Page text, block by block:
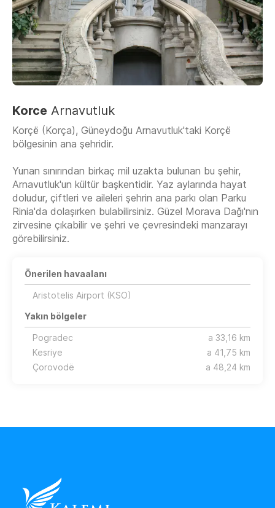
Korce Arnavutluk
Korçë (Korça), Güneydoğu Arnavutluk'taki Korçë
bölgesinin ana şehridir.
Yunan sınırından birkaç mil uzakta bulunan bu şehir,
Arnavutluk'un kültür başkentidir. Yaz aylarında hayat
doludur, çiftleri ve aileleri şehrin ana parkı olan Parku
Rinia'da dolaşırken bulabilirsiniz. Güzel Morava Dağı'nın
zirvesine çıkabilir ve şehri ve çevresindeki manzarayı
görebilirsiniz.
Önerilen havaalanı
Aristotelis Airport (KSO)
Yakın bölgeler
Pogradec
a 33,16 km
Kesriye
a 41,75 km
Çorovodë
a 48,24 km